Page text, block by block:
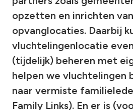
opzetten en inrichten
opvanglocaties. Daarbij
vluchtelingenlocatie
(tijdelijk) beheren met
helpen we vluchtelingen
naar vermiste
Family Links). En er is